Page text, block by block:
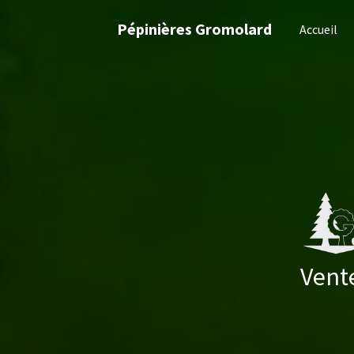
Pépinières Gromolard Accueil